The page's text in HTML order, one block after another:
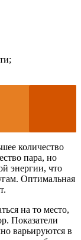
количество
пара, но
энергии, что
Оптимальная
на то место,
Показатели
варьируются в